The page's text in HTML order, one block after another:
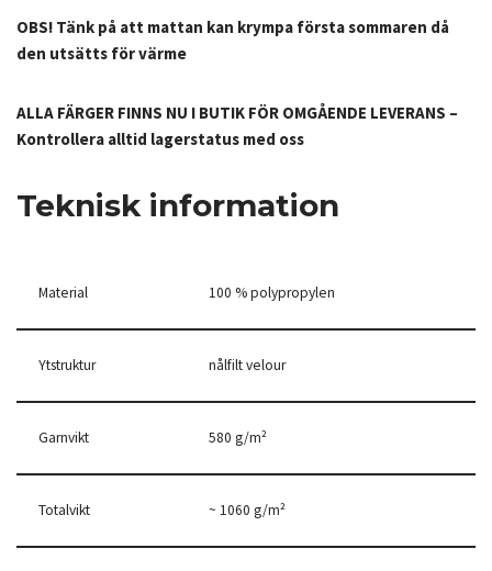
OBS! Tänk på att mattan kan krympa första sommaren då
den utsätts för värme
ALLA FÄRGER FINNS NU I BUTIK FÖR OMGÅENDE LEVERANS –
Kontrollera alltid lagerstatus med oss
Teknisk information
Material 100 % polypropylen
Ytstruktur nålfilt velour
Garnvikt 580 g/m²
Totalvikt ~ 1060 g/m²